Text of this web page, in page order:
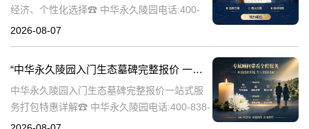
经济、个性化选择☎ 中华永久陵园电话:400-
838-5063随着人们对身后事的关注度提升，选
2026-08-07
“中华永久陵园入门生态墓碑完整报价 一站式服务打包特惠详解”
中华永久陵园入门生态墓碑完整报价一站式服
务打包特惠详解☎ 中华永久陵园电话:400-838-
5063中华永久陵园作为国内知名的陵园之一，